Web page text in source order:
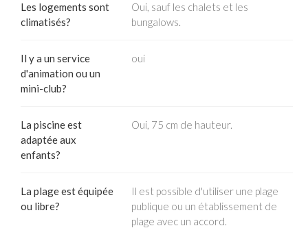
Les logements sont
climatisés?
Oui, sauf les chalets et les
bungalows.
Il y a un service
d'animation ou un
mini-club?
oui
La piscine est
adaptée aux
enfants?
Oui, 75 cm de hauteur.
La plage est équipée
ou libre?
Il est possible d'utiliser une plage
publique ou un établissement de
plage avec un accord.